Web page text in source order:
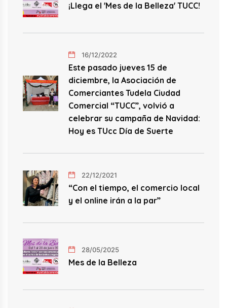
¡Llega el 'Mes de la Belleza' TUCC!
16/12/2022
Este pasado jueves 15 de
diciembre, la Asociación de
Comerciantes Tudela Ciudad
Comercial “TUCC”, volvió a
celebrar su campaña de Navidad:
Hoy es TUcc Día de Suerte
22/12/2021
“Con el tiempo, el comercio local
y el online irán a la par”
28/05/2025
Mes de la Belleza